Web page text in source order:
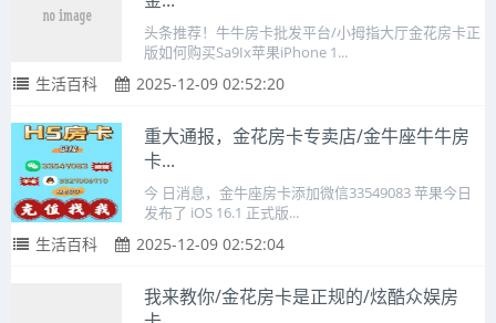
头条推荐！牛牛房卡批发平台/小拇指大厅金花房卡正
版如何购买Sa9Ix苹果iPhone 1...
生活百科 2025-12-09 02:52:20
重大通报，金花房卡专卖店/金牛座牛牛房
卡...
今 日消息，金牛座房卡添加微信33549083 苹果今日
发布了 iOS 16.1 正式版...
生活百科 2025-12-09 02:52:04
我来教你/金花房卡是正规的/炫酷众娱房